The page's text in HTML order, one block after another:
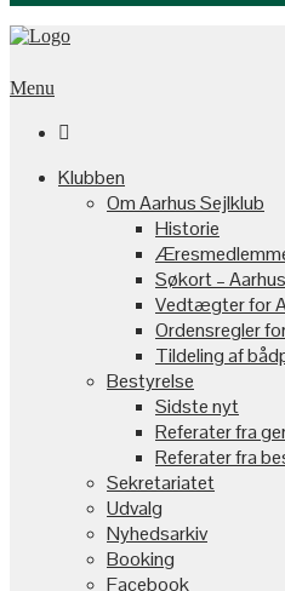
Menu

Klubben
Om Aarhus Sejlklub
Historie
Søkort –
Vedtægter for
Ordensregler
Tildeling af
Bestyrelse
Sidste nyt
Referater fra
Referater fra
Sekretariatet
Udvalg
Nyhedsarkiv
Booking
Facebook